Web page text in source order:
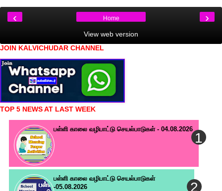
‹ ›
Home
View web version
JOIN KALVICHUDAR CHANNEL
TOP 5 NEWS AT LAST WEEK
பள்ளி காலை வழிபாட்டு செயல்பாடுகள் - 04.08.2026
பள்ளி காலை வழிபாட்டு செயல்பாடுகள்
-05.08.2026